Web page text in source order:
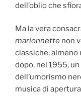
dell’oblio che
Ma la vera
marionnette non
classiche,
dopo, nel 1955,
dell’umorismo
musica di